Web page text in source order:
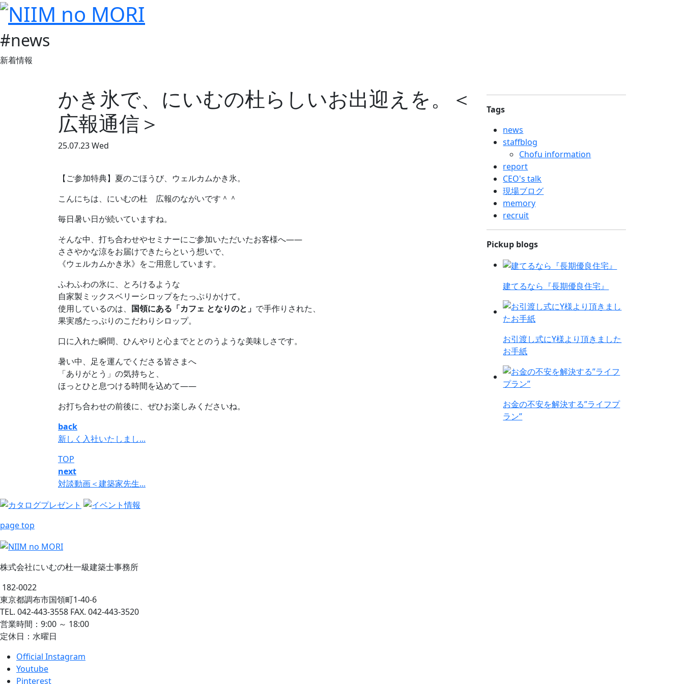
#news
新着情報
かき氷で、にいむの杜らしいお出迎えを。＜
広報通信＞
25.07.23 Wed
【ご参加特典】夏のごほうび、ウェルカムかき氷。
こんにちは、にいむの杜 広報のながいです＾＾
毎日暑い日が続いていますね。
そんな中、打ち合わせやセミナーにご参加いただいたお客様へ——
ささやかな涼をお届けできたらという想いで、
《ウェルカムかき氷》をご用意しています。
ふわふわの氷に、とろけるような
自家製ミックスベリーシロップをたっぷりかけて。
使用しているのは、 国領にある「カフェ となりのと」 で手作りされた、
果実感たっぷりのこだわりシロップ。
口に入れた瞬間、ひんやりと心までととのうような美味しさです。
暑い中、足を運んでくださる皆さまへ
「ありがとう」の気持ちと、
ほっとひと息つける時間を込めて——
お打ち合わせの前後に、ぜひお楽しみくださいね。
back
新しく入社いたしまし...
TOP
next
対談動画＜建築家先生...
Tags
news
staffblog
Chofu information
report
CEO's talk
現場ブログ
memory
recruit
Pickup blogs
建てるなら『長期優良住宅』
お引渡し式にY様より頂きました
お手紙
お金の不安を解決する”ライフプ
ラン”
page top
株式会社にいむの杜一級建築士事務所
182-0022
東京都調布市国領町1-40-6
TEL. 042-443-3558 FAX. 042-443-3520
営業時間：9:00 ～ 18:00
定休日：水曜日
Official Instagram
Youtube
Pinterest